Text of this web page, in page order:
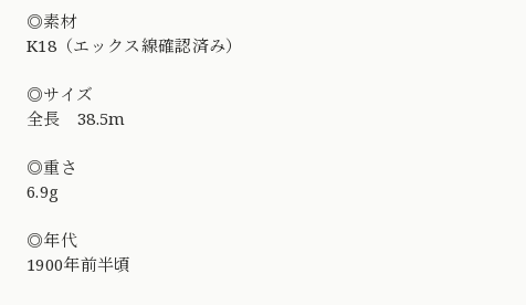
◎素材
K18（エックス線確認済み）
◎サイズ
全長 38.5m
◎重さ
6.9g
◎年代
1900年前半頃